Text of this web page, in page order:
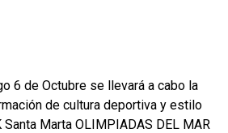
6 de Octubre se llevará a cabo la
de cultura deportiva y estilo
Marta OLIMPIADAS DEL MAR